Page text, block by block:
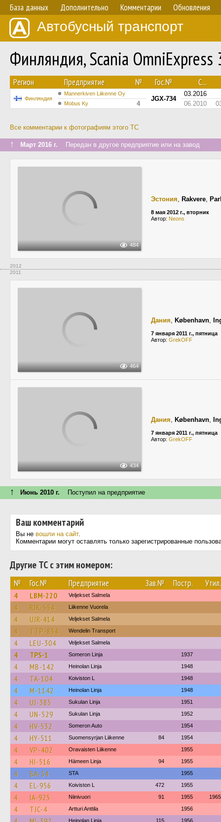
База данных Дополнительно Комментарии Обновления
Автобусный транспорт
Финляндия, Scania
Регион Предприятие № Гос.№ С...
Финляндия
Mannerkiven Liikenne Oy
JGX-734
03.2016
Mobus Ky 4 06.2010
Все комментарии к фотографиям этого ТС
↑ Март 2016 г. Передан в другое предприятие или на завод
484
Эстония, Rakvere,
8 мая 2012 г., вторник
Автор: Neons
2012
2011
464
Дания, København,
7 января 2011 г., пятница
Автор: GrekOFF
434
Дания, København,
7 января 2011 г., пятница
Автор: GrekOFF
↑ Июнь 2010 г. Поступил на предприятие
Ваш комментарий
Вы не вошли на сайт.
Комментарии могут оставлять только зарегистрированные
Другие ТС с этим номером:
№ Гос.№ Предприятие Зав.№ Постр. Утил.
4 LBM-220 Veljekset Salmela
4 RJK-554 Liikenne Vuorela
4 UJR-414 Veljekset Salmela
4 TTP-854 Wendelin Transport
4 LEU-304 Veljekset Salmela
4 TPS-1 Someron Linja 1937
4 MB-142 Heinolan Linja 1948
4 TA-104 Koiviston L 1948
4 M-1142 Heinolan Linja 1948
4 UJ-385 Sukulan Linja 1951
4 UN-529 Sukulan Linja 1952
4 HV-532 Someron Auto 1954
4 HY-511 Suomensyrjan Liikenne 84 1954
4 VP-402 Oravaisten Liikenne 1955
4 HI-516 Hämeen Linja 94 1955
4 BA-54 STA 1955
4 EL-956 Koiviston L 472 1955
4 IA-925 Niinivuori 91 1955 1965
4 TJC-4 Artturi Anttila 1956
Heinolan Linja 115 1956